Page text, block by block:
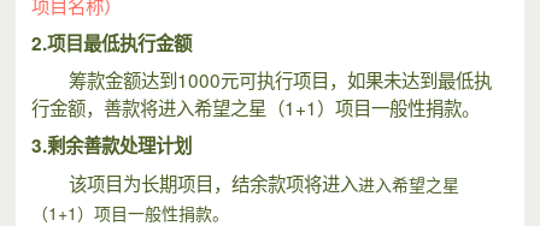
2.项目最低执行金额
筹款金额达到1000元可执行项目，如果未达到最低执
行金额，善款将进入希望之星（1+1）项目一般性捐款。
3.剩余善款处理计划
该项目为长期项目，结余款项将进入进入希望之星
（1+1）项目一般性捐款。